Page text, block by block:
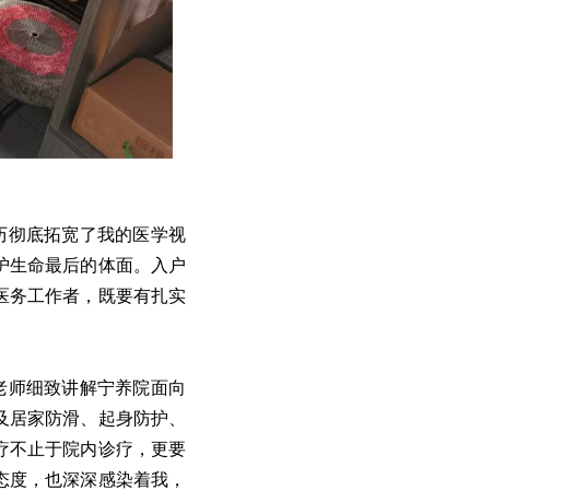
彻底拓宽了我的医学视
生命最后的体面。入户
务工作者，既要有扎实
细致讲解宁养院面向
家防滑、起身防护、
不止于院内诊疗，更要
，也深深感染着我，